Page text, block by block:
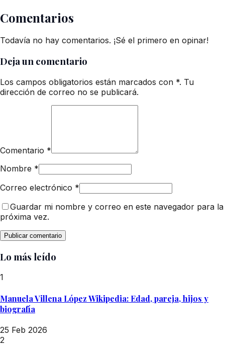
Comentarios
Todavía no hay comentarios. ¡Sé el primero en opinar!
Deja un comentario
Los campos obligatorios están marcados con *. Tu
dirección de correo no se publicará.
Comentario *
Nombre *
Correo electrónico *
Guardar mi nombre y correo en este navegador para la
próxima vez.
Lo más leído
1
Manuela Villena López Wikipedia: Edad, pareja, hijos y
biografía
25 Feb 2026
2